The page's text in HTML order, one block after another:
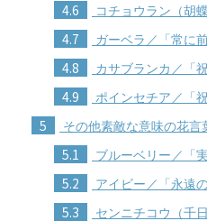
4.6 コチョウラン（胡
4.7 ガーベラ／「常に前
4.8 カサブランカ／「祝
4.9 ポインセチア／「
5 その他素敵な意味の花言
5.1 ブルーベリー／「
5.2 アイビー／「永遠
5.3
センニチコウ（千